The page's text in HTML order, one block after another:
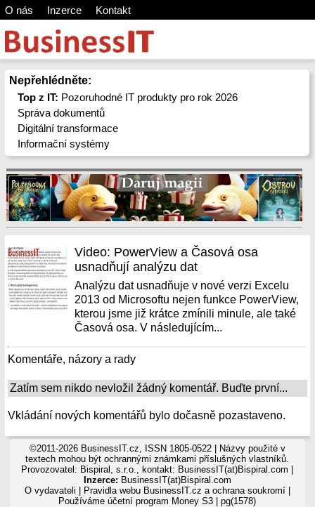
O nás Inzerce Kontakt
Nepřehlédněte:
Top z IT: Pozoruhodné IT produkty pro rok 2026
Správa dokumentů
Digitální transformace
Informační systémy
Video: PowerView a Časová osa
usnadňují analýzu dat
Analýzu dat usnadňuje v nové verzi Excelu
2013 od Microsoftu nejen funkce PowerView,
kterou jsme již krátce zmínili minule, ale také
Časová osa. V následujícím...
Komentáře, názory a rady
Zatím sem nikdo nevložil žádný komentář. Buďte první...
Vkládání nových komentářů bylo dočasně pozastaveno.
©2011-2026 BusinessIT.cz, ISSN 1805-0522 | Názvy použité v
textech mohou být ochrannými známkami příslušných vlastníků.
Provozovatel: Bispiral, s.r.o., kontakt: BusinessIT(at)Bispiral.com |
Inzerce: BusinessIT(at)Bispiral.com
O vydavateli
Pravidla webu BusinessIT.cz a ochrana soukromí|
Používámeúčetní program Money S3 | pg(1578)